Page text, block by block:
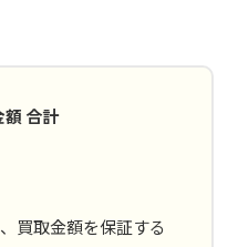
合計
買取金額を保証する